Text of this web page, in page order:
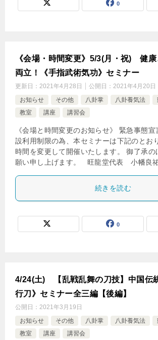
0
《会場・時間変更》5/3(月・祝) 健
両立！《手指武術気功》セミナー
更新日： 2021年4月28日 公開日： 2021年4月20日
お知らせ
その他 八卦掌 八卦養気法
教室
講座 講習会
《会場と時間変更のお知らせ》 緊急事態
設利用制限の為、本セミナーは下記のとお
時間を変更して開催いたします。 御了承の
願い申し上げます。 旺龍堂代表 小幡良
続きを読む
0
4/24(土) 【乱戦乱舞の刀技】中国伝
行刀》セミナー全三編【後編】
公開日： 2021年3月19日
お知らせ
その他 八卦掌 八卦養気法
教室
講座 講習会